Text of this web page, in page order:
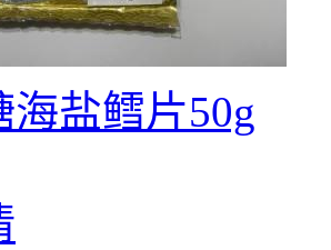
海盐鳕片50g